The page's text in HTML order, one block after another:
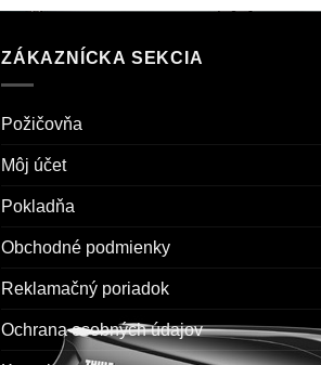
ZÁKAZNÍCKA SEKCIA
Požičovňa
Môj účet
Pokladňa
Obchodné podmienky
Reklamačný poriadok
Ochrana osobných údajov